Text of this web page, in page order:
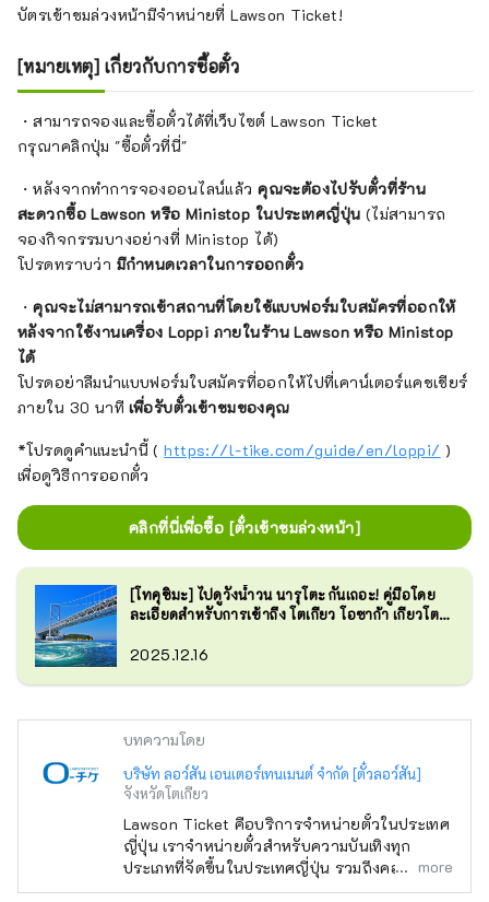
บัตรเข้าชมล่วงหน้ามีจำหน่ายที่ Lawson Ticket!
[หมายเหตุ] เกี่ยวกับการซื้อตั๋ว
・สามารถจองและซื้อตั๋วได้ที่เว็บไซต์ Lawson Ticket
กรุณาคลิกปุ่ม "ซื้อตั๋วที่นี่"
・หลังจากทำการจองออนไลน์แล้วคุณจะต้องไปรับตั๋วที่ร้าน
สะดวกซื้อ Lawson หรือ Ministop ในประเทศญี่ปุ่น (ไม่สามารถ
จองกิจกรรมบางอย่างที่ Ministop ได้)
โปรดทราบว่า มีกำหนดเวลาในการออกตั๋ว
・คุณจะไม่สามารถเข้าสถานที่โดยใช้แบบฟอร์มใบสมัครที่ออกให้
หลังจากใช้งานเครื่อง Loppi ภายในร้าน Lawson หรือ Ministop
ได้
โปรดอย่าลืมนำแบบฟอร์มใบสมัครที่ออกให้ไปที่เคาน์เตอร์แคชเชียร์
ภายใน 30 นาทีเพื่อรับตั๋วเข้าชมของคุณ
*โปรดดูคำแนะนำนี้ (https://l-tike.com/guide/en/loppi/ )
เพื่อดูวิธีการออกตั๋ว
คลิกที่นี่เพื่อซื้อ [ตั๋วเข้าชมล่วงหน้า]
[โทคุชิมะ] ไปดูวังน้ำวน นารุโตะ กันเถอะ! คู่มือโดย
ละเอียดสำหรับการเข้าถึง โตเกียว โอซาก้า เกียวโต
2025.12.16
บทความโดย
บริษัท ลอว์สัน เอนเตอร์เทนเมนต์ จำกัด [ตั๋วลอว์สัน]
จังหวัดโตเกียว
Lawson Ticket คือบริการจำหน่ายตั๋วในประเทศ
ญี่ปุ่น เราจำหน่ายตั๋วสำหรับความบันเทิงทุก
ประเภทที่จัดขึ้นในประเทศญี่ปุ่น รวมถึงคอนเสิร์ต
กีฬา นิทรรศการอนิเมะและมังงะ สวนสนุก
more